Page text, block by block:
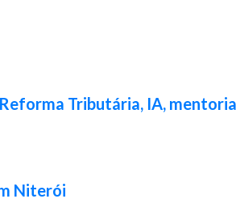
Tributária, IA,
Niterói